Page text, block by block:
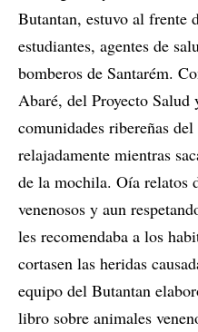
Butantan, estuvo al frente
estudiantes, agentes de
bomberos de Santarém.
Abaré, del Proyecto
comunidades ribereñas
relajadamente mientras
de la mochila. Oía relatos
venenosos y aun
les recomendaba a los
cortasen las heridas
equipo del Butantan
libro sobre animales